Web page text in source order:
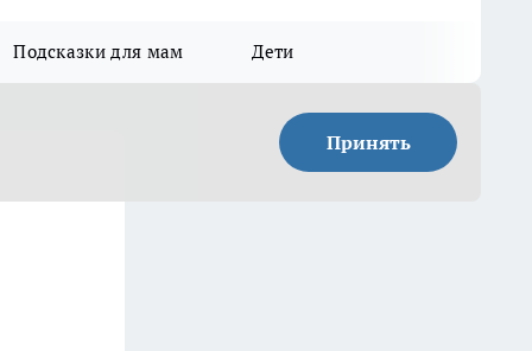
Подсказки для мам Дети
Принять